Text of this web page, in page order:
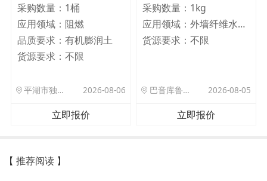
采购数量： 1桶
应用领域： 阻燃
品质要求： 有机膨润土
货源要求： 不限
平湖市独山港镇集港路 589 号 2026-08-06
立即报价
采购数量： 1kg
应用领域：
外墙纤维水泥板
货源要求：不限
巴音库鲁提镇,托帕口岸六号库房 2026-08-05
立即报价
【 推荐阅读 】